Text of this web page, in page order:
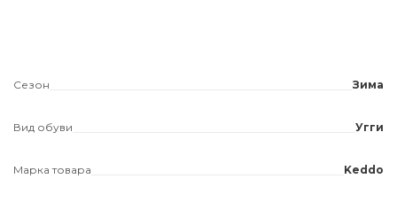
Сезон Зима
Вид обуви Угги
Марка товара Keddo